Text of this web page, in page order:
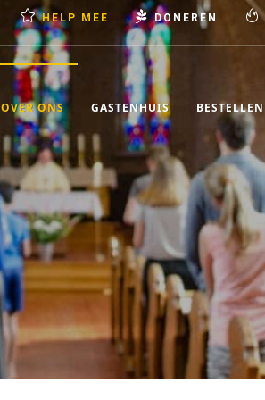
HELP MEE DONEREN
OVER ONS GASTENHUIS BESTELLEN